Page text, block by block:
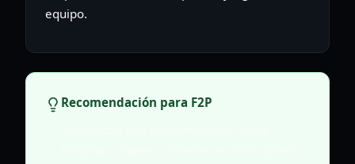
equipo.
Recomendación para F2P